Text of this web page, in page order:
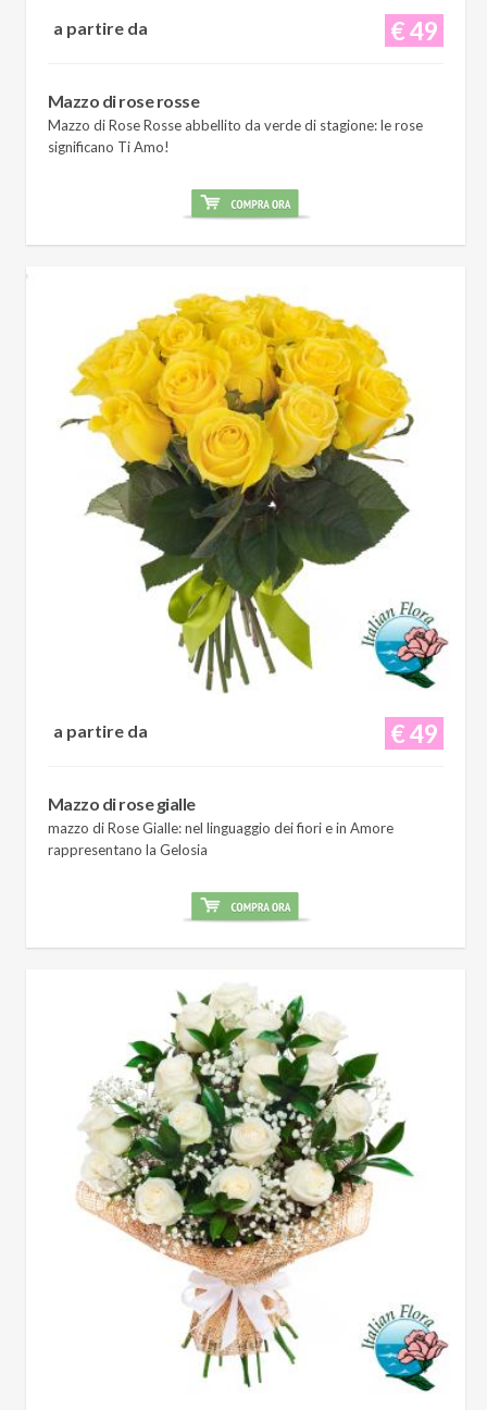
€ 49
a partire da
Mazzo di rose rosse
Mazzo di Rose Rosse abbellito da verde di stagione: le rose
significano Ti Amo!
€ 49
a partire da
Mazzo di rose gialle
mazzo di Rose Gialle: nel linguaggio dei fiori e in Amore
rappresentano la Gelosia